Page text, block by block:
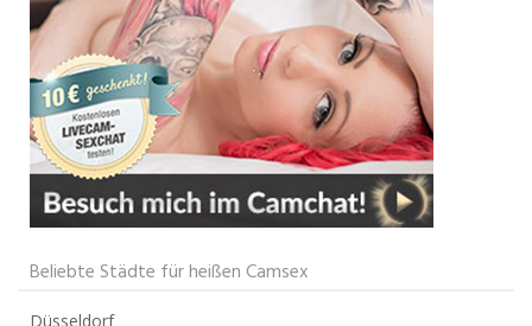
Beliebte Städte für heißen Camsex
Düsseldorf